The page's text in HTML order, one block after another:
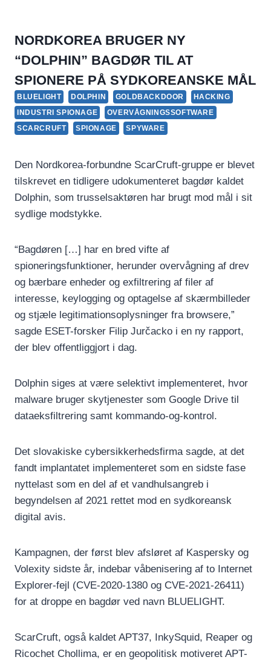
NORDKOREA BRUGER NY
“DOLPHIN” BAGDØR TIL AT
SPIONERE PÅ SYDKOREANSKE MÅL
BLUELIGHT DOLPHIN GOLDBACKDOOR
HACKING
INDUSTRI SPIONAGE
OVERVÅGNINGSSOFTWARE
SCARCRUFT
SPIONAGE SPYWARE
Den Nordkorea-forbundne ScarCruft-gruppe er blevet
tilskrevet en tidligere udokumenteret bagdør kaldet
Dolphin, som trusselsaktøren har brugt mod mål i sit
sydlige modstykke.
“Bagdøren […] har en bred vifte af
spioneringsfunktioner, herunder overvågning af drev
og bærbare enheder og exfiltrering af filer af
interesse, keylogging og optagelse af skærmbilleder
og stjæle legitimationsoplysninger fra browsere,”
sagde ESET-forsker Filip Jurčacko i en ny rapport,
der blev offentliggjort i dag.
Dolphin siges at være selektivt implementeret, hvor
malware bruger skytjenester som Google Drive til
dataeksfiltrering samt kommando-og-kontrol.
Det slovakiske cybersikkerhedsfirma sagde, at det
fandt implantatet implementeret som en sidste fase
nyttelast som en del af et vandhulsangreb i
begyndelsen af 2021 rettet mod en sydkoreansk
digital avis.
Kampagnen, der først blev afsløret af Kaspersky og
Volexity sidste år, indebar våbenisering af to Internet
Explorer-fejl (CVE-2020-1380 og CVE-2021-26411)
for at droppe en bagdør ved navn BLUELIGHT.
ScarCruft, også kaldet APT37, InkySquid, Reaper og
Ricochet Chollima, er en geopolitisk motiveret APT-